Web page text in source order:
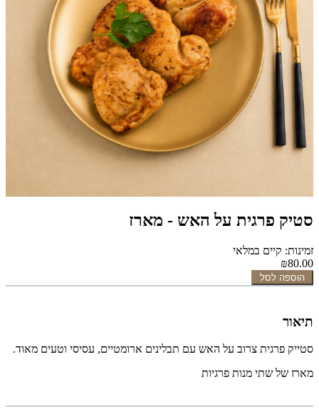
סטיק פרגית על האש - מארז
זמינות: קיים במלאי
₪80.00
הוספה לסל
תיאור
סטייק פרגית צרוב על האש עם תבלינים ארומטיים, עסיסי וטעים מאוד.
מארז של שתי מנות פרגיות